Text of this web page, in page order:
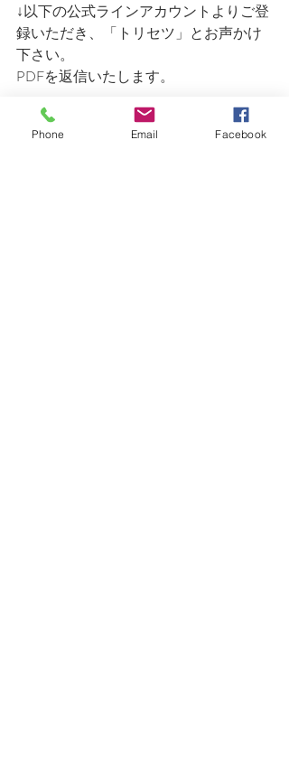
↓以下の公式ラインアカウントよりご登
録いただき、「トリセツ」とお声かけ
下さい。
PDFを返信いたします。
Phone Email Facebook